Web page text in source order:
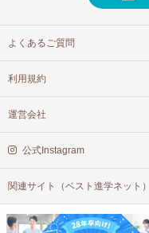
よくあるご質問
利用規約
運営会社
公式Instagram
関連サイト（ベスト進学ネット）